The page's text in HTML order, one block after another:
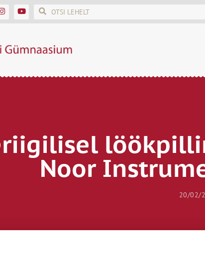
Noor
20/02/